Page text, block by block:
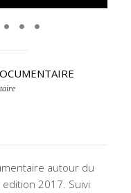
autour du
2017. Suivi